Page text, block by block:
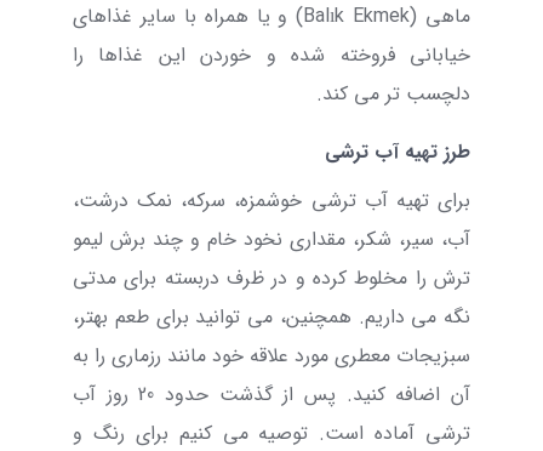
ماهی (
Balık Ekmek) و یا همراه با سایر غذاهای
خیابانی فروخته شده و خوردن این غذاها را
دلچسب تر می کند.
طرز تهیه آب ترشی
برای تهیه آب ترشی خوشمزه، سرکه، نمک درشت،
آب، سیر، شکر، مقداری نخود خام و چند برش لیمو
ترش را مخلوط کرده و در ظرف دربسته برای مدتی
نگه می داریم. همچنین، می توانید برای طعم بهتر،
سبزیجات معطری مورد علاقه خود مانند رزماری را به
آن اضافه کنید. پس از گذشت حدود 20 روز آب
ترشی آماده است. توصیه می کنیم برای رنگ و